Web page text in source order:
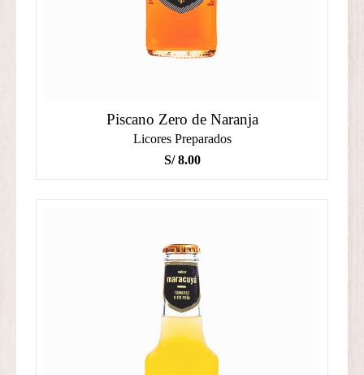
Piscano Zero de Naranja
Licores Preparados
S/8.00